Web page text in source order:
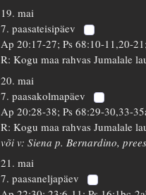
19. mai
7. paasateisipäev
Ap 20:17-27; Ps 68:10-11,20-
R: Kogu maa rahvas Jumalale
20. mai
7. paasakolmapäev
Ap 20:28-38; Ps 68:29-30,33-
R: Kogu maa rahvas Jumalale
või v: Siena p. Bernardino,
21. mai
7. paasaneljapäev